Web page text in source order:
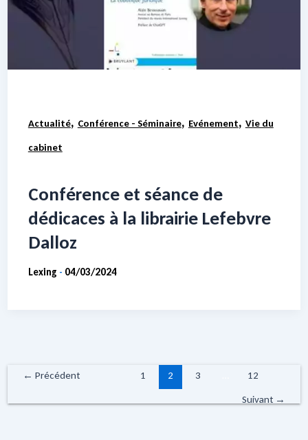
Actualité, Conférence - Séminaire, Evénement, Vie du
cabinet
Conférence et séance de
dédicaces à la librairie Lefebvre
Dalloz
Lexing - 04/03/2024
← Précédent 1 2 3
12
Suivant →